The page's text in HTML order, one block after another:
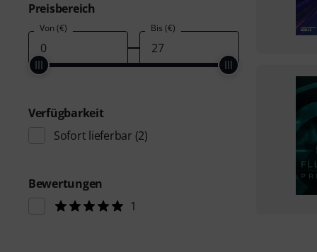
Preisbereich
Von (€) Bis (€)
Verfügbarkeit
Sofort lieferbar (2)
Bewertungen
1